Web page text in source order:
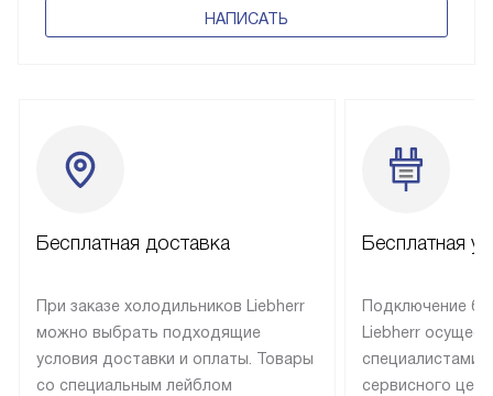
НАПИСАТЬ
Бесплатная доставка
При заказе холодильников Liebherr
можно выбрать подходящие
условия доставки и оплаты. Товары
со специальным лейблом
Бесплатная
Подключение
Liebherr
специалистами
сервисного